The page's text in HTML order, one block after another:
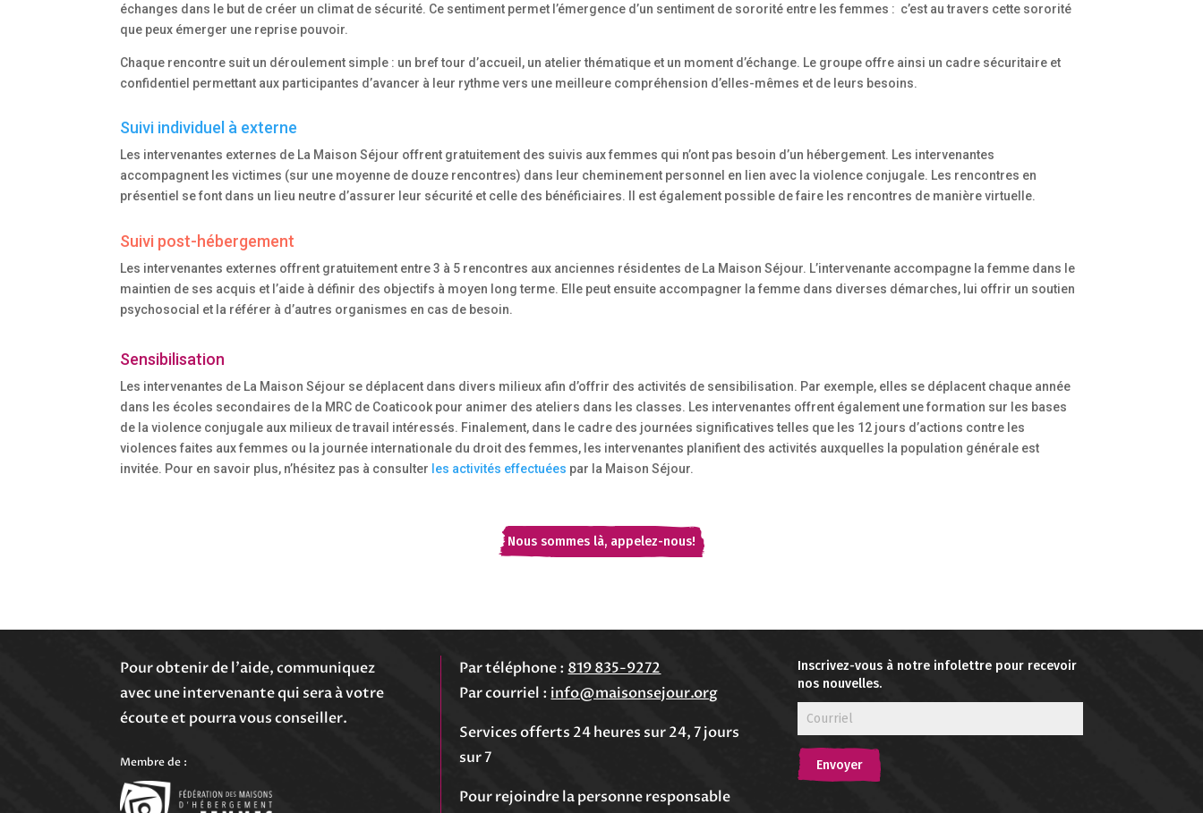
échanges dans le but de créer un climat de sécurité. Ce sentiment permet l’émergence d’un sentiment de sororité entre les femmes : c’est au travers cette sororité
que peux émerger une reprise pouvoir.
Chaque rencontre suit un déroulement simple : un bref tour d’accueil, un atelier thématique et un moment d’échange. Le groupe offre ainsi un cadre sécuritaire et
confidentiel permettant aux participantes d’avancer à leur rythme vers une meilleure compréhension d’elles-mêmes et de leurs besoins.
Suivi individuel à externe
Les intervenantes externes de La Maison Séjour offrent gratuitement des suivis aux femmes qui n’ont pas besoin d’un hébergement. Les intervenantes
accompagnent les victimes (sur une moyenne de douze rencontres) dans leur cheminement personnel en lien avec la violence conjugale. Les rencontres en
présentiel se font dans un lieu neutre d’assurer leur sécurité et celle des bénéficiaires. Il est également possible de faire les rencontres de manière virtuelle.
Suivi post-hébergement
Les intervenantes externes offrent gratuitement entre 3 à 5 rencontres aux anciennes résidentes de La Maison Séjour. L’intervenante accompagne la femme dans le
maintien de ses acquis et l’aide à définir des objectifs à moyen long terme. Elle peut ensuite accompagner la femme dans diverses démarches, lui offrir un soutien
psychosocial et la référer à d’autres organismes en cas de besoin.
Sensibilisation
Les intervenantes de La Maison Séjour se déplacent dans divers milieux afin d’offrir des activités de sensibilisation. Par exemple, elles se déplacent chaque année
dans les écoles secondaires de la MRC de Coaticook pour animer des ateliers dans les classes. Les intervenantes offrent également une formation sur les bases
de la violence conjugale aux milieux de travail intéressés. Finalement, dans le cadre des journées significatives telles que les 12 jours d’actions contre les
violences faites aux femmes ou la journée internationale du droit des femmes, les intervenantes planifient des activités auxquelles la population générale est
invitée. Pour en savoir plus, n’hésitez pas à consulter les activités effectuées par la Maison Séjour.
Nous sommes là, appelez-nous!
Pour obtenir de l’aide, communiquez
avec une intervenante qui sera à votre
écoute et pourra vous conseiller.
Membre de :
Par téléphone : 819 835-9272
Par courriel : info@maisonsejour.org
Services offerts 24 heures sur 24, 7 jours
sur 7
Pour rejoindre la personne responsable
Inscrivez-vous à notre infolettre pour recevoir
nos nouvelles.
Envoyer